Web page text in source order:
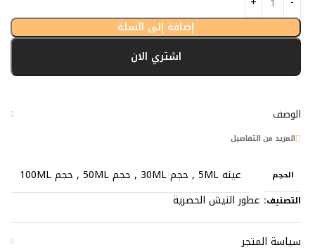
إضافة إلى السلة
اشتري الان
الوصف
المزيد من التفاصيل
الحجم عينه 5ML , حجم 30ML , حجم 50ML , حجم 100ML
التصنيف: عطور النيش الحصرية
سياسة المتجر